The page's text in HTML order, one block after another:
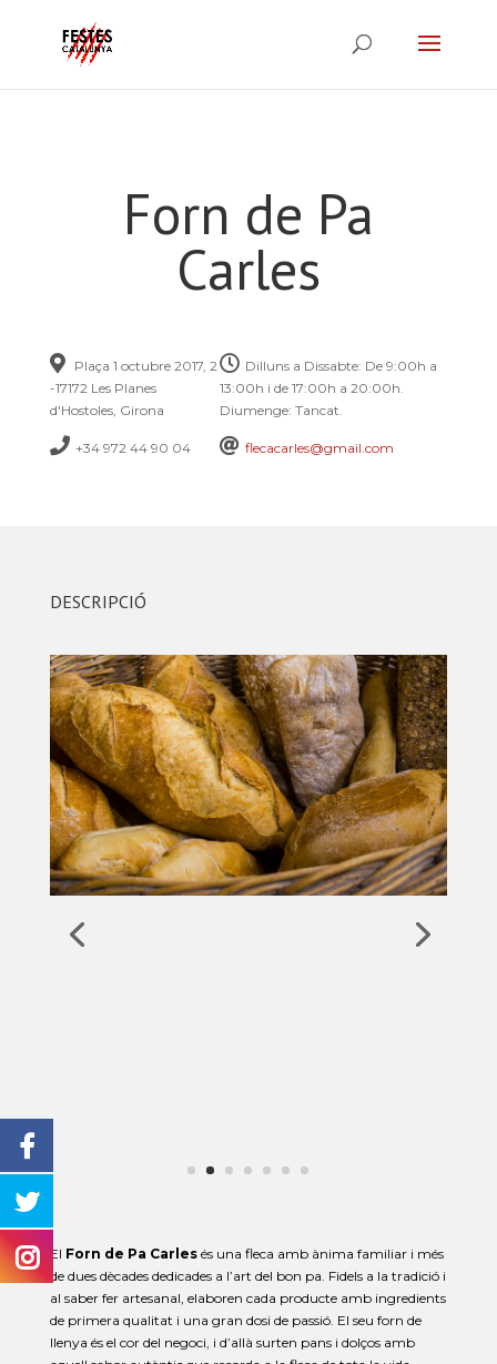
Forn de Pa
Carles
Plaça 1 octubre 2017, 2
-17172 Les Planes
d'Hostoles, Girona
+34 972 44 90 04
Dilluns a Dissabte: De 9:00h a
13:00h i de 17:00h a 20:00h.
Diumenge: Tancat.
flecacarles@gmail.com
DESCRIPCIÓ
El Forn de Pa Carlesés una fleca amb ànima familiar i més
de dues dècades dedicades a l’art del bon pa. Fidels a la tradició i
al saber fer artesanal, elaboren cada producte amb ingredients
de primera qualitat i una gran dosi de passió. El seu forn de
llenya és el cor del negoci, i d’allà surten pans i dolços amb